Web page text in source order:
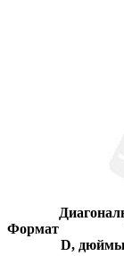
Формат
D, дюймы